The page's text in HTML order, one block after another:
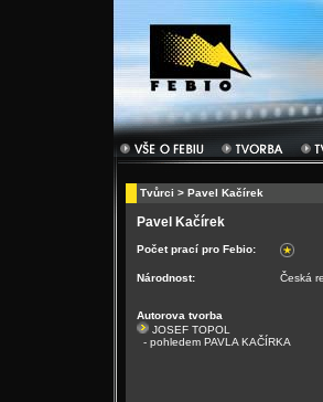
Tvůrci > Pavel Kačírek
Pavel Kačírek
Počet prací pro Febio:
Národnost: Česká
Autorova tvorba
JOSEF TOPOL
- pohledem PAVLA KAČÍRKA